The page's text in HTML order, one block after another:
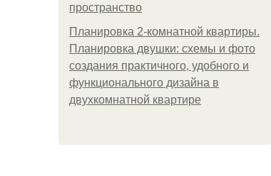
пространство
Планировка 2-комнатной квартиры.
Планировка двушки: схемы и фото
создания практичного, удобного и
функционального дизайна в
двухкомнатной квартире